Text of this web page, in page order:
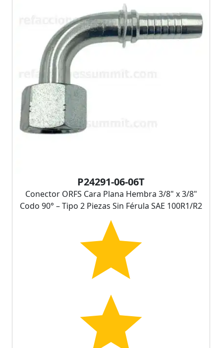
P24291-06-06T
Conector ORFS Cara Plana Hembra 3/8" x 3/8"
Codo 90° – Tipo 2 Piezas Sin Férula SAE 100R1/R2